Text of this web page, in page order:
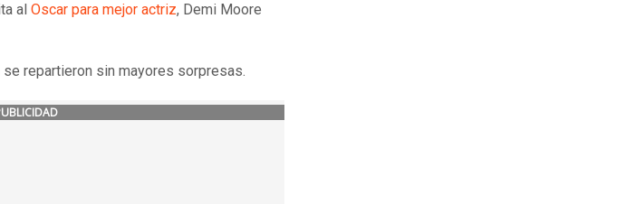
al Oscar para mejor actriz, Demi Moore
repartieron sin mayores sorpresas.